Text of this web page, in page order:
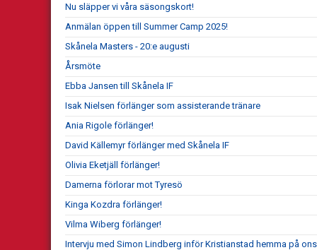
Nu släpper vi våra säsongskort!
Anmälan öppen till Summer Camp 2025!
Skånela Masters - 20:e augusti
Årsmöte
Ebba Jansen till Skånela IF
Isak Nielsen förlänger som assisterande tränare
Ania Rigole förlänger!
David Källemyr förlänger med Skånela IF
Olivia Eketjäll förlänger!
Damerna förlorar mot Tyresö
Kinga Kozdra förlänger!
Vilma Wiberg förlänger!
Intervju med Simon Lindberg inför Kristianstad hemma på